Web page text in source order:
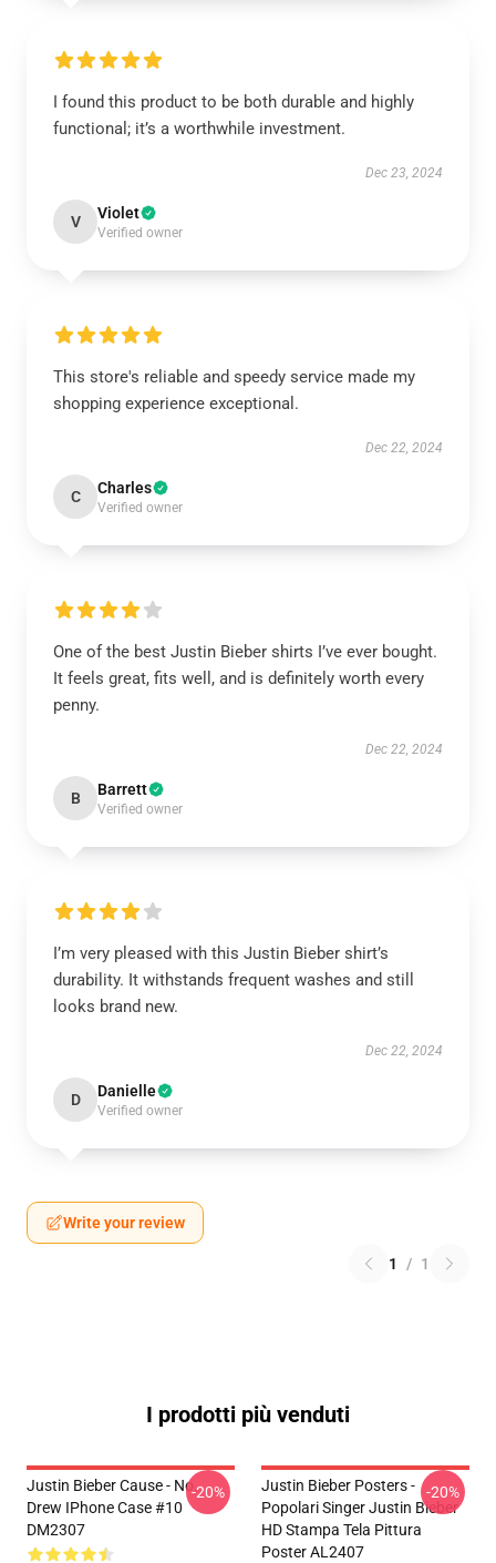
I found this product to be both durable and highly
functional; it’s a worthwhile investment.
Dec 23, 2024
V Violet
Verified owner
This store's reliable and speedy service made my
shopping experience exceptional.
Dec 22, 2024
C Charles
Verified owner
One of the best Justin Bieber shirts I’ve ever bought.
It feels great, fits well, and is definitely worth every
penny.
Dec 22, 2024
B Barrett
Verified owner
I’m very pleased with this Justin Bieber shirt’s
durability. It withstands frequent washes and still
looks brand new.
Dec 22, 2024
D Danielle
Verified owner
Write your review
1 / 1
I prodotti più venduti
Justin Bieber Cause - No.
Drew IPhone Case #10
DM2307
-20%
Justin Bieber Posters -
Popolari Singer Justin Bieber
HD Stampa Tela Pittura
Poster AL2407
-20%